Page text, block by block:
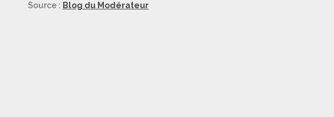
Source : Blog du Modérateur